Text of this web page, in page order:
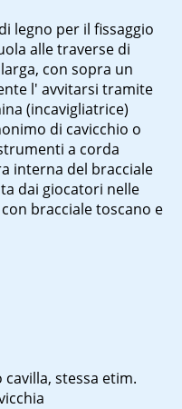
legno per il fissaggio
alle traverse di
con sopra un
l' avvitarsi tramite
(incavigliatrice)
di cavicchio o
a corda
interna del bracciale
dai giocatori nelle
bracciale toscano e
cavilla, stessa etim.